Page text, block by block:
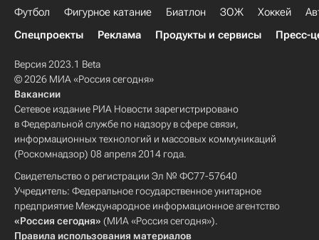
Футбол Фигурное катание Биатлон ЗОЖ Хоккей
Спецпроекты
Реклама Продукты и сервисы Пресс-
Версия 2023.1 Beta
© 2026 МИА «Россия сегодня»
Вакансии
Сетевое издание РИА Новости зарегистрировано
в Федеральной службе по надзору в сфере связи,
информационных технологий и массовых коммуникаций
(Роскомнадзор) 08 апреля 2014 года.
Свидетельство о регистрации Эл № ФС77-57640
Учредитель: Федеральное государственное унитарное
предприятие Международное информационное агентство
«Россия сегодня» (МИА «Россия сегодня»).
Правила использования материалов